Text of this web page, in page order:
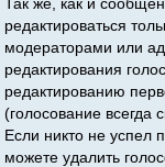
редактироваться
модераторами или
редактирования
редактированию
(голосование всегда
Если никто не успел
можете удалить